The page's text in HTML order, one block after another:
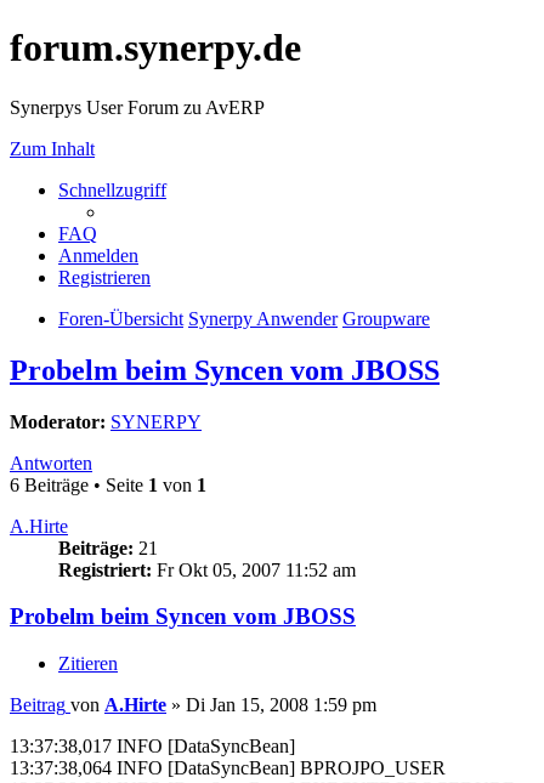
forum.synerpy.de
Synerpys User Forum zu AvERP
Zum Inhalt
Schnellzugriff
FAQ
Anmelden
Registrieren
Foren-Übersicht Synerpy Anwender Groupware
Probelm beim Syncen vom JBOSS
Moderator: SYNERPY
Antworten
6 Beiträge • Seite 1 von 1
A.Hirte
Beiträge: 21
Registriert: Fr Okt 05, 2007 11:52 am
Probelm beim Syncen vom JBOSS
Zitieren
Beitrag von A.Hirte » Di Jan 15, 2008 1:59 pm
13:37:38,017 INFO [DataSyncBean]
13:37:38,064 INFO [DataSyncBean] BPROJPO_USER